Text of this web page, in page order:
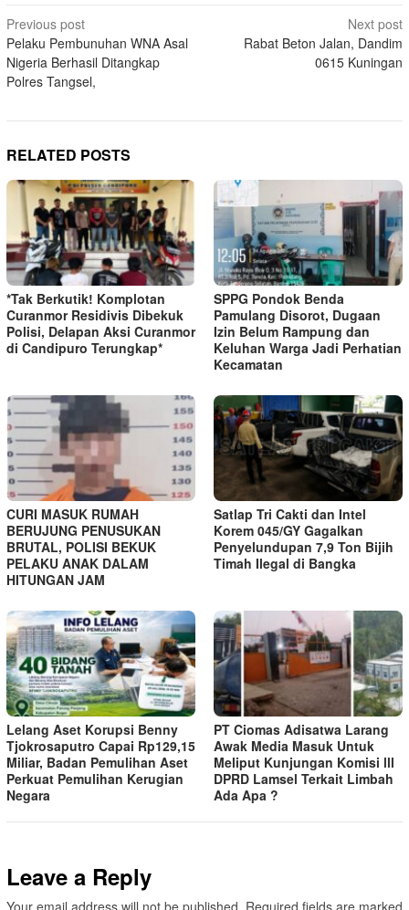
Post
navigation
Previous post
Pelaku Pembunuhan WNA Asal
Nigeria Berhasil Ditangkap
Polres Tangsel,
Next post
Rabat Beton Jalan, Dandim
0615 Kuningan
RELATED POSTS
*Tak Berkutik! Komplotan
Curanmor Residivis Dibekuk
Polisi, Delapan Aksi Curanmor
di Candipuro Terungkap*
SPPG Pondok Benda
Pamulang Disorot, Dugaan
Izin Belum Rampung dan
Keluhan Warga Jadi Perhatian
Kecamatan
CURI MASUK RUMAH
BERUJUNG PENUSUKAN
BRUTAL, POLISI BEKUK
PELAKU ANAK DALAM
HITUNGAN JAM
Satlap Tri Cakti dan Intel
Korem 045/GY Gagalkan
Penyelundupan 7,9 Ton Bijih
Timah Ilegal di Bangka
Lelang Aset Korupsi Benny
Tjokrosaputro Capai Rp129,15
Miliar, Badan Pemulihan Aset
Perkuat Pemulihan Kerugian
Negara
PT Ciomas Adisatwa Larang
Awak Media Masuk Untuk
Meliput Kunjungan Komisi lll
DPRD Lamsel Terkait Limbah
Ada Apa ?
Leave a Reply
Your email address will not be published. Required fields are marked